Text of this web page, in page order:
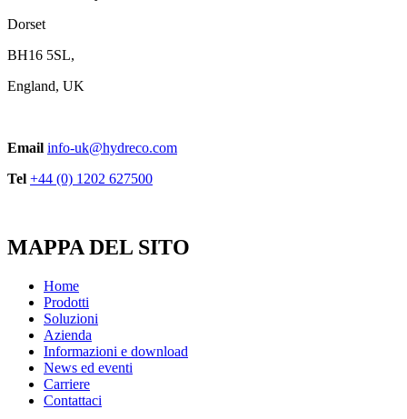
Dorset
BH16 5SL,
England, UK
Email info-uk@hydreco.com
Tel +44 (0) 1202 627500
MAPPA DEL SITO
Home
Prodotti
Soluzioni
Azienda
Informazioni e download
News ed eventi
Carriere
Contattaci